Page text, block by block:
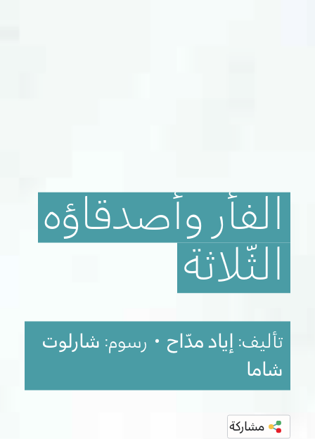
الفأر وأصدقاؤه
الثّلاثة
تأليف: إياد مدّاح • رسوم: شارلوت
شاما
مشاركة